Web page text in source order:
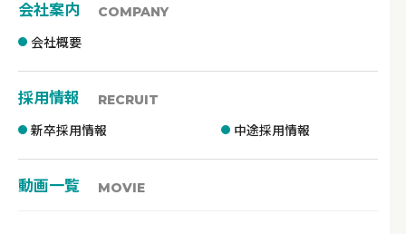
会社案内 COMPANY
会社概要
採用情報 RECRUIT
新卒採用情報 中途採用情報
動画一覧 MOVIE